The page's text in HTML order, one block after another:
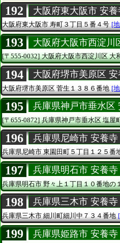
192 大阪府東大阪市 安養
大阪府東大阪市寿町３丁目５番４号 [
193 大阪府大阪市西淀川
[〒555-0032] 大阪府大阪市西淀川区大
194 大阪府堺市美原区
大阪府堺市美原区 菅生１３８６番地 [
195 兵庫県神戸市垂水区
[〒655-0872] 兵庫県神戸市垂水区塩屋
196 兵庫県尼崎市 安養寺
兵庫県尼崎市東園田町５丁目１２５番
197 兵庫県明石市 安養寺
兵庫県明石市野々上１丁目１０番地の
198 兵庫県三木市 安養寺
兵庫県三木市 細川町細川中７３４番地
199 兵庫県姫路市 安養寺